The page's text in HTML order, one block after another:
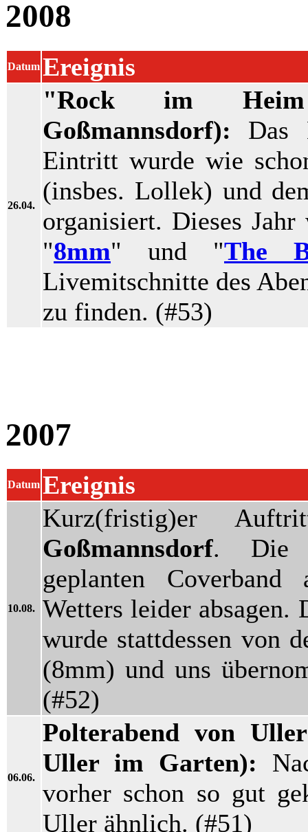
2008
Datum Ereignis
26.04.
"Rock im Heim
Goßmannsdorf): Das
Eintritt wurde wie
(insbes. Lollek) und
organisiert. Dieses
"8mm" und "The
Livemitschnitte des
zu finden. (#53)
2007
Datum Ereignis
10.08.
Kurz(fristig)er
Goßmannsdorf. Die
geplanten Coverband
Wetters leider
wurde stattdessen von
(8mm) und uns
(#52)
06.06.
Polterabend von
Uller im Garten):
vorher schon so gut
Uller ähnlich. (#51)